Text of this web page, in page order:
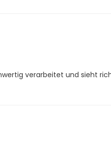
verarbeitet und sieht